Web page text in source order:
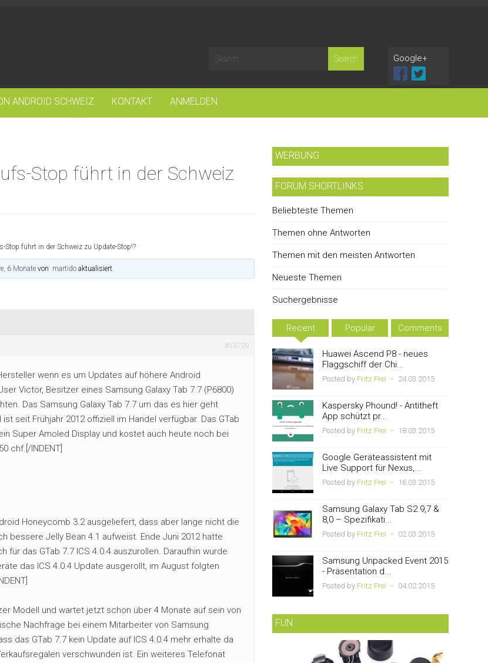
Google+
ANDROID SCHWEIZ KONTAKT ANMELDEN
Stop führt in der Schweiz
Stop führt in der Schweiz zu Update-Stop!?
6 Monate von martido aktualisiert.
#53709
wenn es um Updates auf höhere Android
Victor, Besitzer eines Samsung Galaxy Tab 7.7 (P6800)
Das Samsung Galaxy Tab 7.7 um das es hier geht
seit Frühjahr 2012 offiziell im Handel verfügbar. Das GTab
Super Amoled Display und kostet auch heute noch bei
chf.[/INDENT]
Honeycomb 3.2 ausgeliefert, dass aber lange nicht die
bessere Jelly Bean 4.1 aufweist. Ende Juni 2012 hatte
das GTab 7.7 ICS 4.0.4 auszurollen. Daraufhin wurde
das ICS 4.0.4 Update ausgerollt, im August folgten
Modell und wartet jetzt schon über 4 Monate auf sein von
Nachfrage bei einem Mitarbeiter von Samsung
das GTab 7.7 kein Update auf ICS 4.0.4 mehr erhalte da
verschwunden ist. Ein weiteres Telefonat
WERBUNG
FORUM SHORTLINKS
Beliebteste Themen
Themen ohne Antworten
Themen mit den meisten Antworten
Neueste Themen
Suchergebnisse
Recent Popular Comments
Huawei Ascend P8 - neues
Flaggschiff der Chi...
Posted by Fritz Frei - 24.03.2015
Kaspersky Phound! - Antitheft
App schützt pr...
Posted by Fritz Frei - 18.03.2015
Google Geräteassistent mit
Live Support für Nexus,...
Posted by Fritz Frei - 16.03.2015
Samsung Galaxy Tab S2 9,7 &
8,0 – Spezifikati...
Posted by Fritz Frei - 02.03.2015
Samsung Unpacked Event 2015
- Präsentation d...
Posted by Fritz Frei - 04.02.2015
FUN